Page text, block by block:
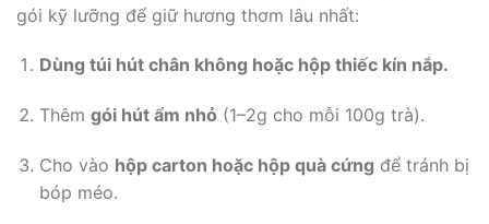
gói kỹ lưỡng để giữ hương thơm lâu nhất:
Dùng túi hút chân không hoặc hộp thiếc kín nắp.
Thêm gói hút ẩm nhỏ (1–2g cho mỗi 100g trà).
Cho vào hộp carton hoặc hộp quà cứng để tránh bị
bóp méo.